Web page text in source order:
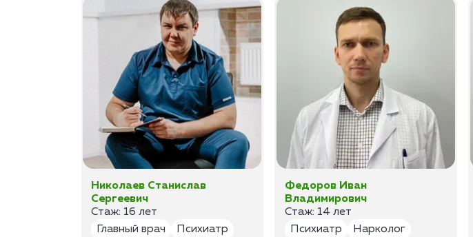
Николаев Станислав
Сергеевич
Стаж: 16 лет
Главный врач
Психиатр
Федоров Иван
Владимирович
Стаж: 14 лет
Психиатр
Нарколог